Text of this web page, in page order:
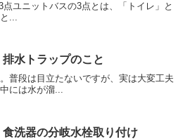
ユニットバスの3点とは、「トイレ」と
...
排水トラップのこと
普段は目立たないですが、実は大変工夫
には水が溜...
食洗器の分岐水栓取り付け